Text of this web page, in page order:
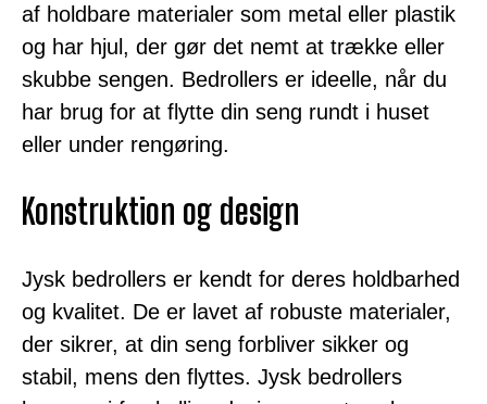
af holdbare materialer som metal eller plastik
og har hjul, der gør det nemt at trække eller
skubbe sengen. Bedrollers er ideelle, når du
har brug for at flytte din seng rundt i huset
eller under rengøring.
Konstruktion og design
Jysk bedrollers er kendt for deres holdbarhed
og kvalitet. De er lavet af robuste materialer,
der sikrer, at din seng forbliver sikker og
stabil, mens den flyttes. Jysk bedrollers